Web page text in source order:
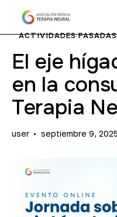
ACTIVIDADES PASADAS
El eje
en la
Terapia
user septiembre 9, 2025